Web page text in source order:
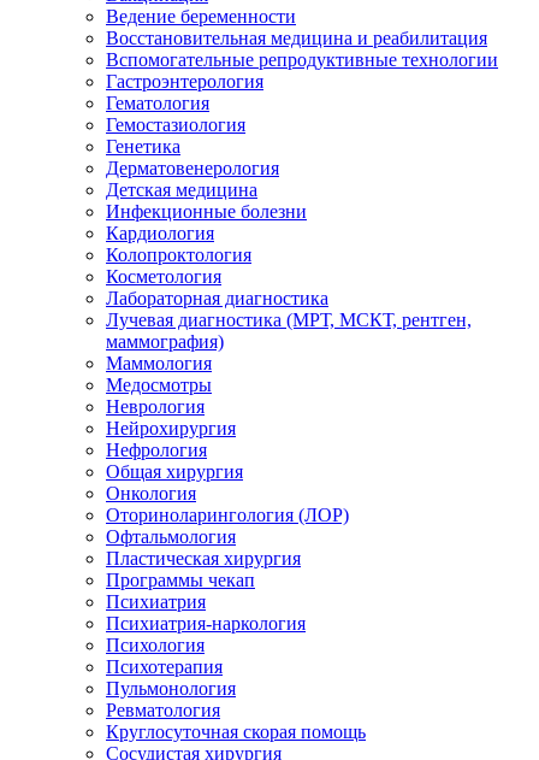
Ведение беременности
Восстановительная медицина и реабилитация
Вспомогательные репродуктивные технологии
Гастроэнтерология
Гематология
Гемостазиология
Генетика
Дерматовенерология
Детская медицина
Инфекционные болезни
Кардиология
Колопроктология
Косметология
Лабораторная диагностика
Лучевая диагностика (МРТ, МСКТ, рентген,
маммография)
Маммология
Медосмотры
Неврология
Нейрохирургия
Нефрология
Общая хирургия
Онкология
Оториноларингология (ЛОР)
Офтальмология
Пластическая хирургия
Программы чекап
Психиатрия
Психиатрия-наркология
Психология
Психотерапия
Пульмонология
Ревматология
Круглосуточная скорая помощь
Сосудистая хирургия